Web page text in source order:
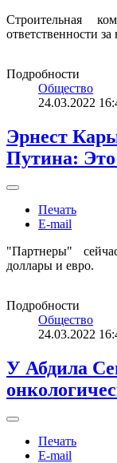
Строительная
ответственности
Подробности
Общество
24.03.2022
Эрнест
Путина:
Печать
E-mail
"Партнеры"
доллары и евро.
Подробности
Общество
24.03.2022
У Абдила
Печать
E-mail